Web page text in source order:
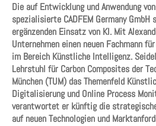
Die auf Entwicklung und Anwendung
spezialisierte CADFEM Germany
ergänzenden Einsatz von KI. Mit
Unternehmen einen neuen Fachmann
im Bereich Künstliche Intelligenz.
Lehrstuhl für Carbon Composites der
München (TUM) das Themenfeld
Digitalisierung und Online Process
verantwortet er künftig die
auf neuen Technologien und